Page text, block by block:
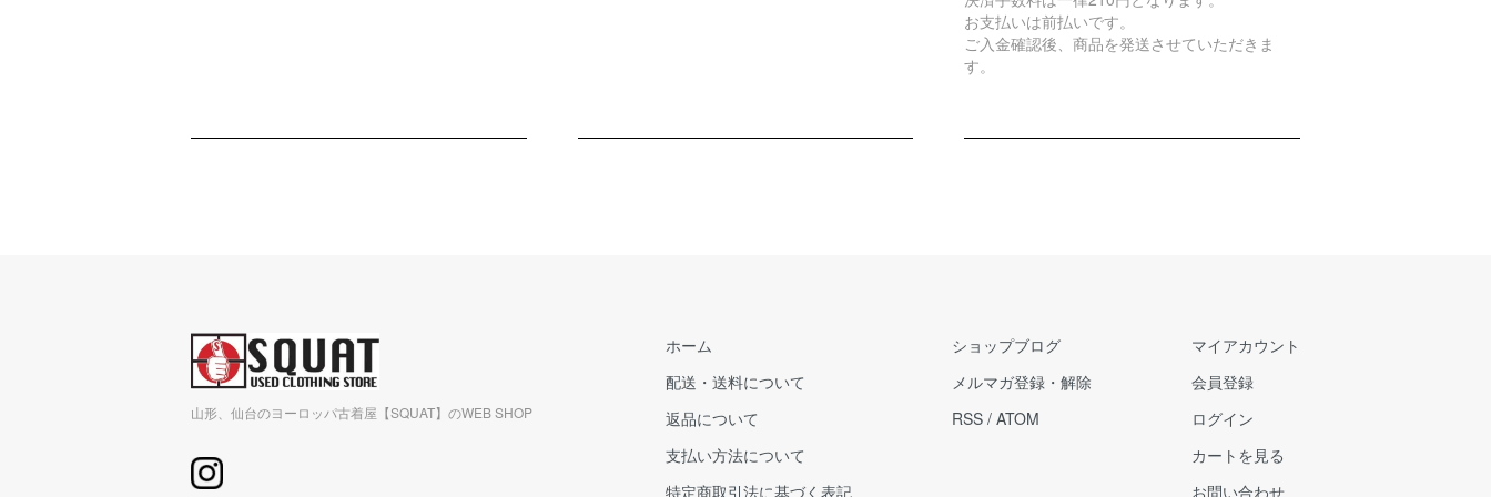
お支払いは前払いです。
ご入金確認後、商品を発送させていただきま
す。
山形、仙台のヨーロッパ古着屋【SQUAT】のWEB SHOP
ホーム
配送・送料について
返品について
支払い方法について
特定商取引法に基づく表記
ショップブログ
メルマガ登録・解除
RSS / ATOM
マイアカウント
会員登録
ログイン
カートを見る
お問い合わせ